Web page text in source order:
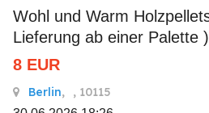
Wohl und Warm Holzpellets ( Kostenlose
Lieferung ab einer Palette )
8 EUR
Berlin, , 10115